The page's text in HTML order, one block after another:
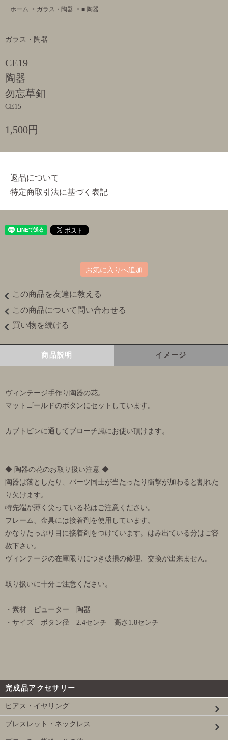
ホーム > ガラス・陶器 > ■ 陶器
ガラス・陶器
CE19
陶器
勿忘草釦
CE15
1,500円
返品について
特定商取引法に基づく表記
お気に入りへ追加
この商品を友達に教える
この商品について問い合わせる
買い物を続ける
商品説明 イメージ
ヴィンテージ手作り陶器の花。
マットゴールドのボタンにセットしています。
カブトピンに通してブローチ風にお使い頂けます。
◆ 陶器の花のお取り扱い注意 ◆
陶器は落としたり、パーツ同士が当たったり衝撃が加わると割れた
り欠けます。
特先端が薄く尖っている花はご注意ください。
フレーム、金具には接着剤を使用しています。
かなりたっぷり目に接着剤をつけています。はみ出ている分はご容
赦下さい。
ヴィンテージの在庫限りにつき破損の修理、交換が出来ません。
取り扱いに十分ご注意ください。
・素材 ピューター 陶器
・サイズ ボタン径 2.4センチ 高さ1.8センチ
完成品アクセサリー
ピアス・イヤリング
ブレスレット・ネックレス